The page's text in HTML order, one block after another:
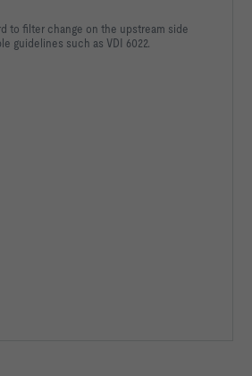
to filter change on the upstream side
guidelines such as VDI 6022.